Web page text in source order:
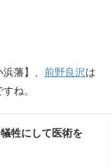
藩】、 前野良沢は
ね。
牲にして医術を